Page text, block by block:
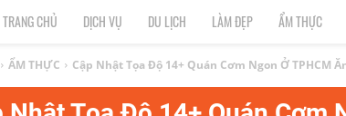
TRANG CHỦ DỊCH VỤ DU LỊCH LÀM ĐẸP ẨM THỰC
ẨM THỰC Cập Nhật Tọa Độ 14+ Quán Cơm Ngon Ở TPHCM